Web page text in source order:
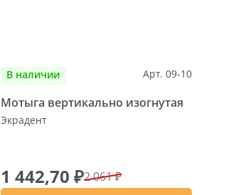
В наличии Арт. 09-10
Мотыга вертикально изогнутая
Экрадент
1 442,70 ₽2 061 ₽